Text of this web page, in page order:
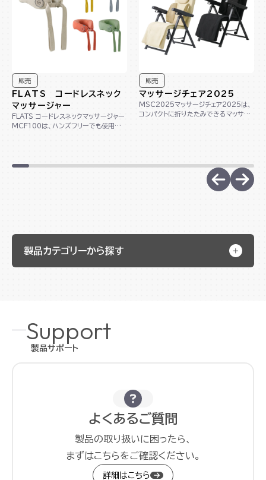
販売
FLATS コードレスネック
マッサージャー
FLATS コードレスネックマッサージャー
MCF100は、ハンズフリーでも使用で
販売
マッサージチェア2025
MSC2025マッサージチェア2025は、
コンパクトに折りたたみできるマッサー
製品カテゴリーから探す
Support
製品サポート
よくあるご質問
製品の取り扱いに困ったら、
まずはこちらをご確認ください。
詳細はこちら